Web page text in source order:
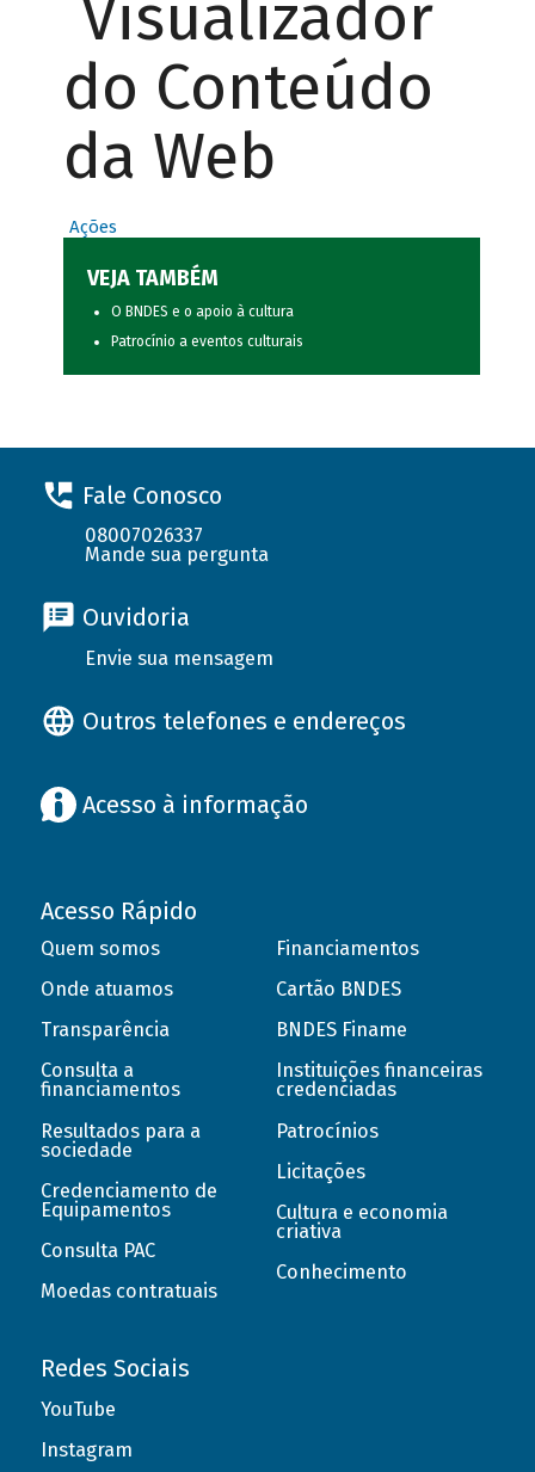
Visualizador
do Conteúdo
da Web
Ações
VEJA TAMBÉM
O BNDES e o apoio à cultura
Patrocínio a eventos culturais
Fale Conosco
08007026337
Mande sua pergunta
Ouvidoria
Envie sua mensagem
Outros telefones e endereços
Acesso à informação
Acesso Rápido
Quem somos
Onde atuamos
Transparência
Consulta a
financiamentos
Resultados para a
sociedade
Credenciamento de
Equipamentos
Consulta PAC
Moedas contratuais
Financiamentos
Cartão BNDES
BNDES Finame
Instituições financeiras
credenciadas
Patrocínios
Licitações
Cultura e economia
criativa
Conhecimento
Redes Sociais
YouTube
Instagram